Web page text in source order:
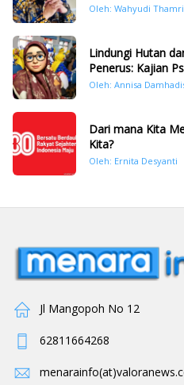
Oleh: Wahyudi
Lindungi Hutan
Penerus: Kajian
Hidrometeorologi
Oleh: Annisa
Dari mana Kita
Kita?
Oleh: Ernita Desyanti
Jl Mangopoh No 12
62811664268